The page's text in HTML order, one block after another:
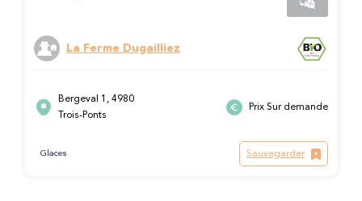
La Ferme Dugailliez
Bergeval 1, 4980
Trois-Ponts
Prix Sur demande
Glaces Sauvegarder